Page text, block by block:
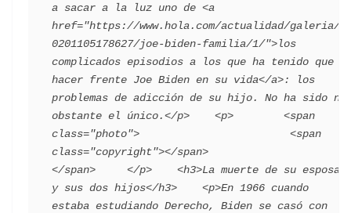
a sacar a la luz uno de <a
href="https://www.hola.com/actualidad/galeria/2
0201105178627/joe-biden-familia/1/">los
complicados episodios a los que ha tenido que
hacer frente Joe Biden en su vida</a>: los
problemas de adicción de su hijo. No ha sido no
obstante el único.</p>    <p>        <span
class="photo">                        <span
class="copyright"></span>
</span>     </p>    <h3>La muerte de su esposa
y sus dos hijos</h3>    <p>En 1966 cuando
estaba estudiando Derecho, Biden se casó con